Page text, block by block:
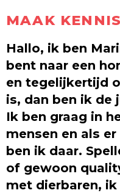
MAAK
Hallo, ik ben
bent naar een
en tegelijkertijd
is, dan ben ik de
Ik ben graag in
mensen en als
ben ik daar.
of gewoon
met dierbaren,